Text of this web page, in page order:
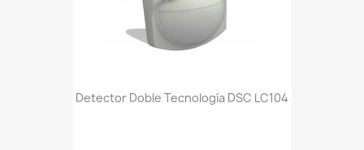
Detector Doble Tecnología DSC LC104